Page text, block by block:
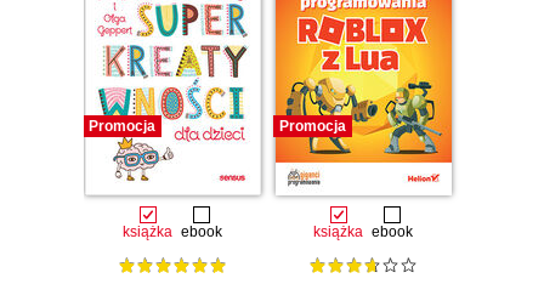
Promocja
książka ebook
Promocja
książka ebook